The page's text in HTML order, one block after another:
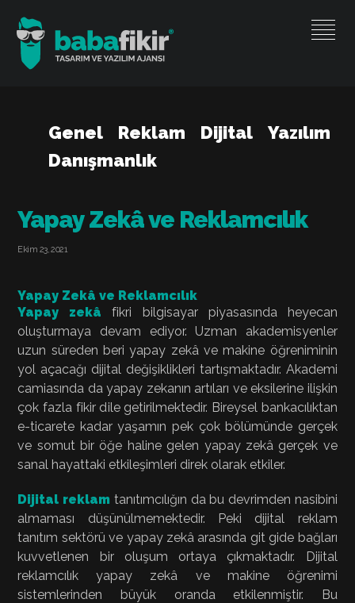
Genel Reklam Dijital
Yazılım
Danışmanlık
Yapay Zekâ ve Reklamcılık
Ekim 23, 2021
Yapay Zekâ ve Reklamcılık
Yapay zekâ fikri bilgisayar piyasasında heyecan
oluşturmaya devam ediyor. Uzman akademisyenler
uzun süreden beri yapay zekâ ve makine öğreniminin
yol açacağı dijital değişiklikleri tartışmaktadır. Akademi
camiasında da yapay zekanın artıları ve eksilerine ilişkin
çok fazla fikir dile getirilmektedir. Bireysel bankacılıktan
e-ticarete kadar yaşamın pek çok bölümünde gerçek
ve somut bir öğe haline gelen yapay zekâ gerçek ve
sanal hayattaki etkileşimleri direk olarak etkiler.
Dijital reklam tanıtımcılığın da bu devrimden nasibini
almaması düşünülmemektedir. Peki dijital reklam
tanıtım sektörü ve yapay zekâ arasında git gide bağları
kuvvetlenen bir oluşum ortaya çıkmaktadır. Dijital
reklamcılık yapay zekâ ve makine öğrenimi
sistemlerinden büyük oranda etkilenmiştir. Bu